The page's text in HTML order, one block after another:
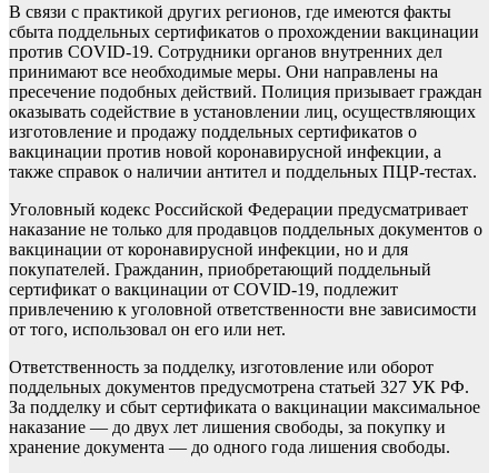
В связи с практикой других регионов, где имеются факты
сбыта поддельных сертификатов о прохождении вакцинации
против COVID-19. Сотрудники органов внутренних дел
принимают все необходимые меры. Они направлены на
пресечение подобных действий. Полиция призывает граждан
оказывать содействие в установлении лиц, осуществляющих
изготовление и продажу поддельных сертификатов о
вакцинации против новой коронавирусной инфекции, а
также справок о наличии антител и поддельных ПЦР-тестах.
Уголовный кодекс Российской Федерации предусматривает
наказание не только для продавцов поддельных документов о
вакцинации от коронавирусной инфекции, но и для
покупателей. Гражданин, приобретающий поддельный
сертификат о вакцинации от COVID-19, подлежит
привлечению к уголовной ответственности вне зависимости
от того, использовал он его или нет.
Ответственность за подделку, изготовление или оборот
поддельных документов предусмотрена статьей 327 УК РФ.
За подделку и сбыт сертификата о вакцинации максимальное
наказание — до двух лет лишения свободы, за покупку и
хранение документа — до одного года лишения свободы.